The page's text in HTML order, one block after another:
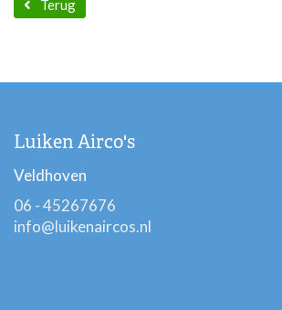
Terug
Luiken Airco's
Veldhoven
06 - 45267676
info@luikenaircos.nl